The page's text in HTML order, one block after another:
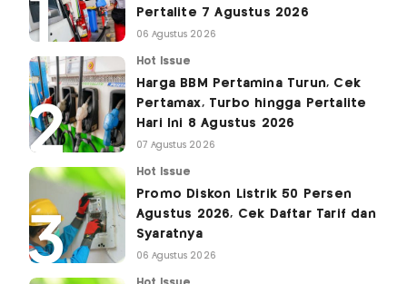
Pertalite 7 Agustus 2026
06 Agustus 2026
Hot Issue
Harga BBM Pertamina Turun, Cek
Pertamax, Turbo hingga Pertalite
Hari Ini 8 Agustus 2026
07 Agustus 2026
Hot Issue
Promo Diskon Listrik 50 Persen
Agustus 2026, Cek Daftar Tarif dan
Syaratnya
06 Agustus 2026